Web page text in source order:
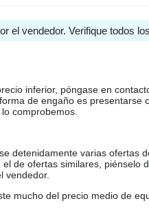
el vendedor. Verifique todos
inferior, póngase en
de engaño es
comprobemos.
detenidamente varias ofertas
de ofertas similares,
vendedor.
mucho del precio medio de